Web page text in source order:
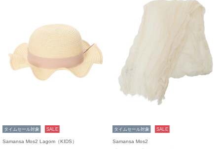
タイムセール対象 SALE
Samansa Mos2 Lagom（KIDS）
タイムセール対象 SALE
Samansa Mos2